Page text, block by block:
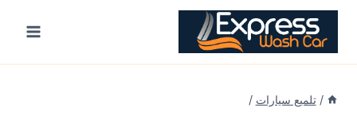
Skip
content
/ تلميع سيارات /